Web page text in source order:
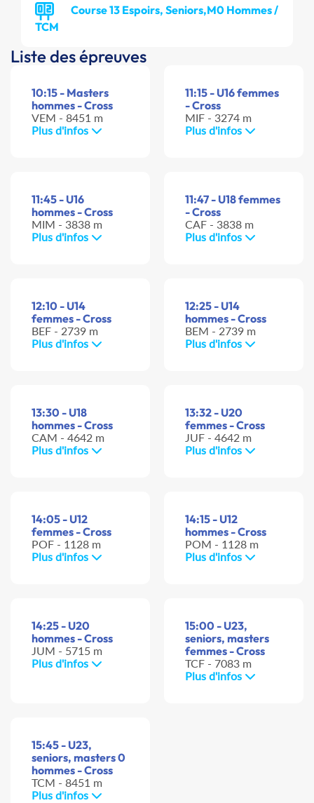
Course 13 Espoirs, Seniors,M0 Hommes /
TCM
Liste des épreuves
10:15 - Masters
hommes - Cross
VEM - 8451 m
Plus d'infos
11:15 - U16 femmes
- Cross
MIF - 3274 m
Plus d'infos
11:45 - U16
hommes - Cross
MIM - 3838 m
Plus d'infos
11:47 - U18 femmes
- Cross
CAF - 3838 m
Plus d'infos
12:10 - U14
femmes - Cross
BEF - 2739 m
Plus d'infos
12:25 - U14
hommes - Cross
BEM - 2739 m
Plus d'infos
13:30 - U18
hommes - Cross
CAM - 4642 m
Plus d'infos
13:32 - U20
femmes - Cross
JUF - 4642 m
Plus d'infos
14:05 - U12
femmes - Cross
POF - 1128 m
Plus d'infos
14:15 - U12
hommes - Cross
POM - 1128 m
Plus d'infos
14:25 - U20
hommes - Cross
JUM - 5715 m
Plus d'infos
15:00 - U23,
seniors, masters
femmes - Cross
TCF - 7083 m
Plus d'infos
15:45 - U23,
seniors, masters 0
hommes - Cross
TCM - 8451 m
Plus d'infos